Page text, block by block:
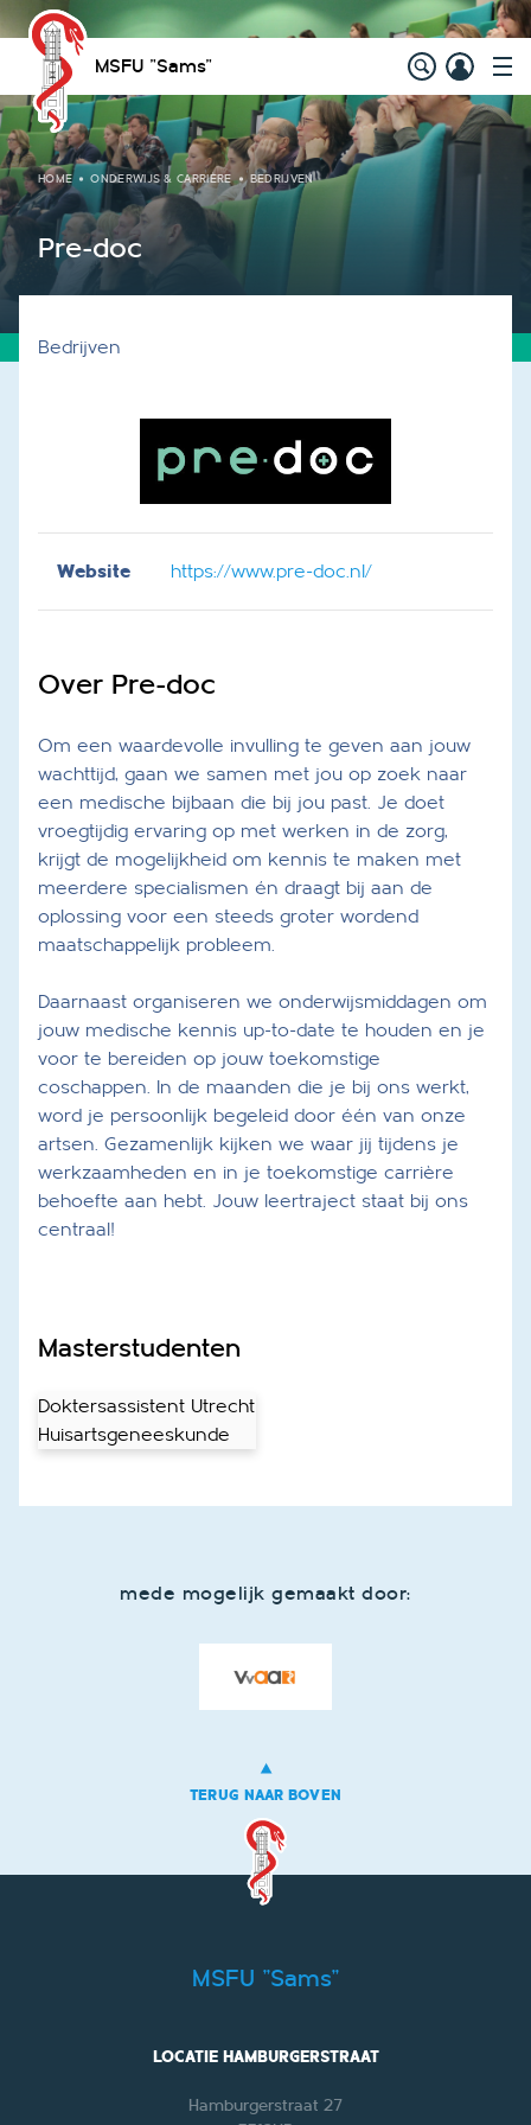
MSFU "Sams"
HOME ONDERWIJS & CARRIÈRE BEDRIJVEN
Pre-doc
Bedrijven
Website https://www.pre-doc.nl/
Over Pre-doc
Om een waardevolle invulling te geven aan jouw
wachttijd, gaan we samen met jou op zoek naar
een medische bijbaan die bij jou past. Je doet
vroegtijdig ervaring op met werken in de zorg,
krijgt de mogelijkheid om kennis te maken met
meerdere specialismen én draagt bij aan de
oplossing voor een steeds groter wordend
maatschappelijk probleem.
Daarnaast organiseren we onderwijsmiddagen om
jouw medische kennis up-to-date te houden en je
voor te bereiden op jouw toekomstige
coschappen. In de maanden die je bij ons werkt,
word je persoonlijk begeleid door één van onze
artsen. Gezamenlijk kijken we waar jij tijdens je
werkzaamheden en in je toekomstige carrière
behoefte aan hebt. Jouw leertraject staat bij ons
centraal!
Masterstudenten
Doktersassistent Utrecht
Huisartsgeneeskunde
mede mogelijk gemaakt door:
TERUG NAAR BOVEN
MSFU "Sams"
LOCATIE HAMBURGERSTRAAT
Hamburgerstraat 27